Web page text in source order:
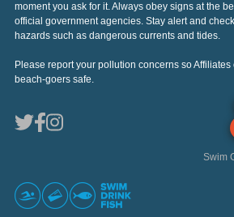
moment you ask for it. Always obey signs at the
official government agencies. Stay alert and
hazards such as dangerous currents and tides.
Please report your pollution concerns so
beach-goers safe.
Swim